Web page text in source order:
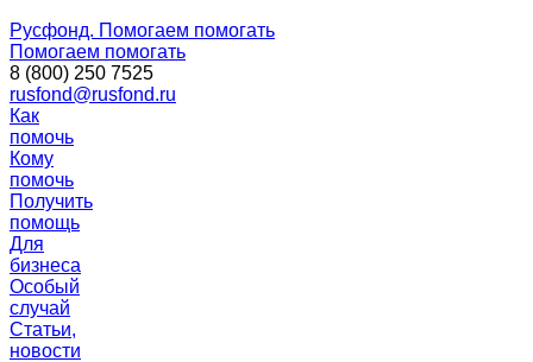
Русфонд. Помогаем помогать
Помогаем помогать
8 (800) 250 7525
rusfond@rusfond.ru
Как
помочь
Кому
помочь
Получить
помощь
Для
бизнеса
Особый
случай
Статьи,
новости